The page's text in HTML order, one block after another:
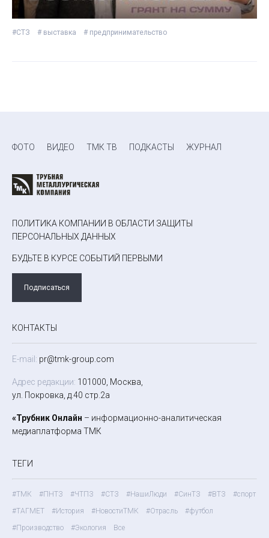
#СТЗ # выставка # предпринимательство
ФОТО ВИДЕО ТМК ТВ ПОДКАСТЫ ЖУРНАЛ
ПОЛИТИКА КОМПАНИИ В ОБЛАСТИ ЗАЩИТЫ
ПЕРСОНАЛЬНЫХ ДАННЫХ
БУДЬТЕ В КУРСЕ СОБЫТИЙ ПЕРВЫМИ
Подписаться
КОНТАКТЫ
E-mail: pr@tmk-group.com
Адрес редакции: 101000, Москва,
ул. Покровка, д.40 стр.2а
«Трубник Онлайн – информационно-аналитическая
медиаплатформа ТМК
ТЕГИ
#ТМК #ПНТЗ #ЧТПЗ #СТЗ #НашиЛюди #СинТЗ #ВТЗ
#спорт
#ТАГМЕТ
#История #НовостиТМК #Отрасль
#футбол
#Производство
#Экология Все